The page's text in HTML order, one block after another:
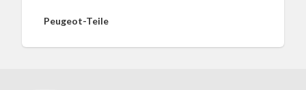
Peugeot-Teile